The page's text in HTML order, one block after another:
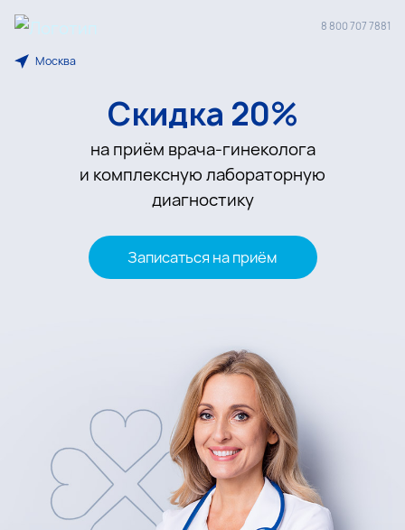
CMD
Центр
Диагностики
Москва
8 800 707 7881
Скидка 20%
на приём врача-гинеколога
и комплексную лабораторную
диагностику
Записаться на приём